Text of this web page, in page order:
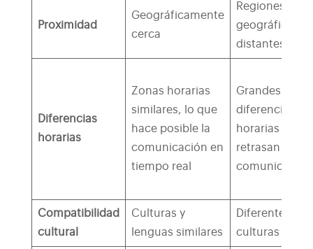
Proximidad
Geográficamente
cerca
Regiones
distantes
Diferencias
horarias
Zonas horarias
similares, lo que
hace posible la
comunicación en
tiempo real
Grandes
diferencias
horarias que
retrasan la
comunicación
Compatibilidad
cultural
Culturas y
lenguas similares
Diferentes
culturas